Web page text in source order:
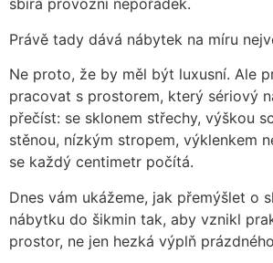
sbírá provozní nepořádek.
Právě tady dává nábytek na míru
Ne proto, že by měl být luxusní. Ale
pracovat s prostorem, který sériový
přečíst: se sklonem střechy, výškou
stěnou, nízkým stropem, výklenkem
se každý centimetr počítá.
Dnes vám ukážeme, jak přemýšlet o
nábytku do šikmin tak, aby vznikl
prostor, ne jen hezká výplň